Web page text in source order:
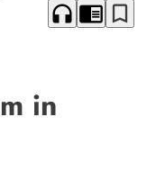
headphones chrome_reader_mode bookmark_border
in